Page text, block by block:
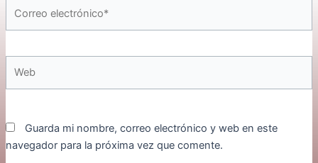
electrónico*
Guarda mi nombre, correo electrónico y web en este
navegador para la próxima vez que comente.